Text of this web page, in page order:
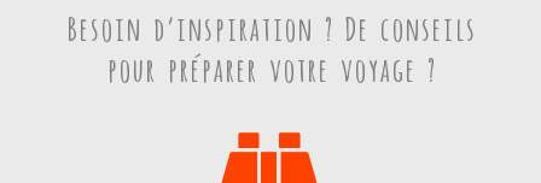
Besoin d’inspiration ? De conseils
pour préparer votre voyage ?